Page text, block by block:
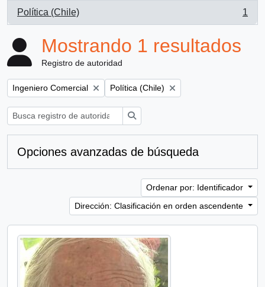
Política (Chile)
, 1 resultados
1
Mostrando 1 resultados
Registro de autoridad
Remove filter:
Ingeniero Comercial Remove filter:
Política (Chile)
Opciones avanzadas de búsqueda
Ordenar por: Identificador
Dirección: Clasificación en orden ascendente